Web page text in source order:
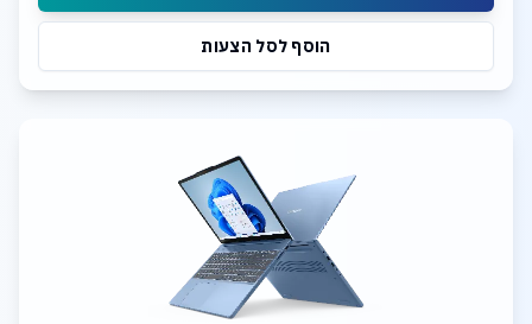
הוסף לסל הצעות